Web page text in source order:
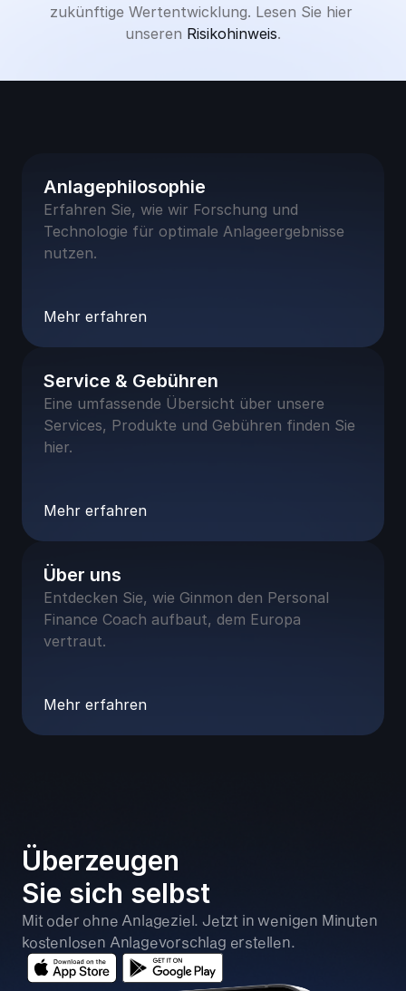
zukünftige Wertentwicklung. Lesen Sie hier
unseren Risikohinweis.
Anlagephilosophie
Erfahren Sie, wie wir Forschung und
Technologie für optimale Anlageergebnisse
nutzen.
Mehr erfahren
Service & Gebühren
Eine umfassende Übersicht über unsere
Services, Produkte und Gebühren finden Sie
hier.
Mehr erfahren
Über uns
Entdecken Sie, wie Ginmon den Personal
Finance Coach aufbaut, dem Europa
vertraut.
Mehr erfahren
Überzeugen
Sie sich selbst
Mit oder ohne Anlageziel. Jetzt in wenigen Minuten
kostenlosen Anlagevorschlag erstellen.